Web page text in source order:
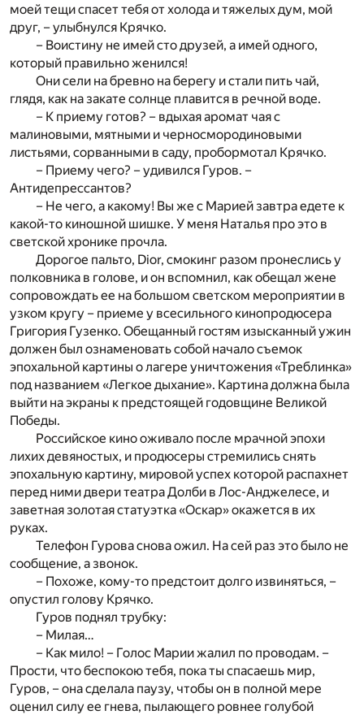
моей тещи спасет тебя от холода и тяжелых дум, мой
друг, – улыбнулся Крячко.
– Воистину не имей сто друзей, а имей одного,
который правильно женился!
Они сели на бревно на берегу и стали пить чай,
глядя, как на закате солнце плавится в речной воде.
– К приему готов? – вдыхая аромат чая с
малиновыми, мятными и черносмородиновыми
листьями, сорванными в саду, пробормотал Крячко.
– Приему чего? – удивился Гуров. –
Антидепрессантов?
– Не чего, а какому! Вы же с Марией завтра едете к
какой-то киношной шишке. У меня Наталья про это в
светской хронике прочла.
Дорогое пальто, Dior, смокинг разом пронеслись у
полковника в голове, и он вспомнил, как обещал жене
сопровождать ее на большом светском мероприятии в
узком кругу – приеме у всесильного кинопродюсера
Григория Гузенко. Обещанный гостям изысканный ужин
должен был ознаменовать собой начало съемок
эпохальной картины о лагере уничтожения «Треблинка»
под названием «Легкое дыхание». Картина должна была
выйти на экраны к предстоящей годовщине Великой
Победы.
Российское кино оживало после мрачной эпохи
лихих девяностых, и продюсеры стремились снять
эпохальную картину, мировой успех которой распахнет
перед ними двери театра Долби в Лос-Анджелесе, и
заветная золотая статуэтка «Оскар» окажется в их
руках.
Телефон Гурова снова ожил. На сей раз это было не
сообщение, а звонок.
– Похоже, кому-то предстоит долго извиняться, –
опустил голову Крячко.
Гуров поднял трубку:
– Милая…
– Как мило! – Голос Марии жалил по проводам. –
Прости, что беспокою тебя, пока ты спасаешь мир,
Гуров, – она сделала паузу, чтобы он в полной мере
оценил силу ее гнева, пылающего ровнее голубой